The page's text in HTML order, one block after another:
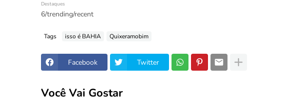
Destaques
6/trending/recent
Tags isso é BAHIA Quixeramobim
Facebook Twitter
Você Vai Gostar